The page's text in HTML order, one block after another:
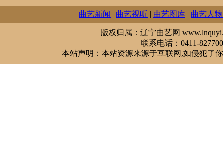
曲艺新闻 | 曲艺视听 | 曲艺图库 | 曲艺人物
版权归属：辽宁曲艺网
联系电话：0411-
本站声明：本站资源来源于互联网,如侵犯了